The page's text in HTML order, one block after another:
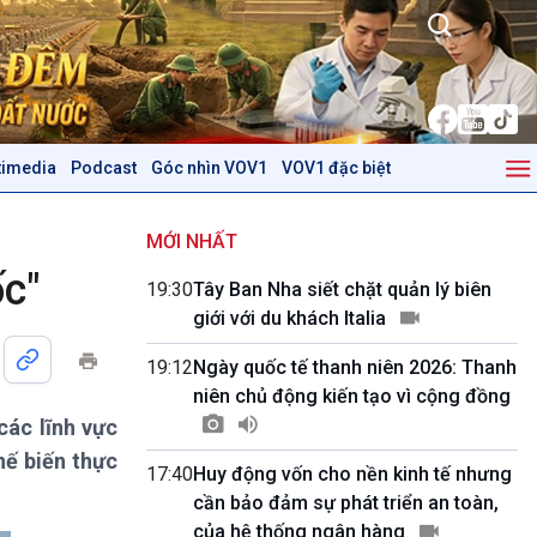
Podcast Góc nhìn VOV1 VOV1 đặc biệt
Trước giờ mở cửa
Dòng chảy Kinh tế
Khởi nghiệp
Tuyên chiến với gian lận
Mùa vàng
Biển đảo Việt Nam
Tâm tình biên giới và hải
đảo
Tìm hiểu biển, đảo Việt
Góc nhìn VOV1
Bình luận
lĩnh vực
biến thực
MỚI NHẤT
19:30Tây Ban Nha siết chặt quản lý biên
giới với du khách Italia
19:12Ngày quốc tế thanh niên 2026: Thanh
niên chủ động kiến tạo vì cộng đồng
17:40Huy động vốn cho nền kinh tế nhưng
cần bảo đảm sự phát triển an toàn,
của hệ thống ngân hàng